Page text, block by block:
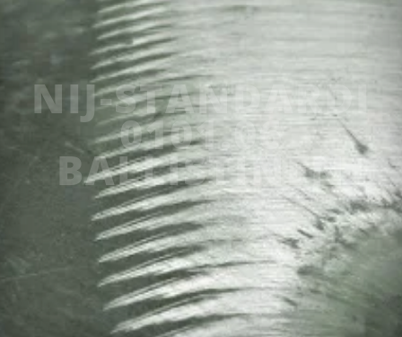
NIJ-STANDARDI
0101.06
BALLISTINEN